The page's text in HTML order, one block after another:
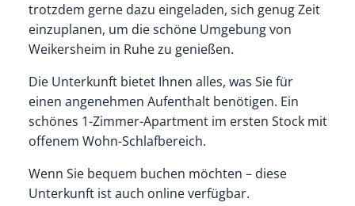
trotzdem gerne dazu eingeladen, sich genug Zeit
einzuplanen, um die schöne Umgebung von
Weikersheim in Ruhe zu genießen.
Die Unterkunft bietet Ihnen alles, was Sie für
einen angenehmen Aufenthalt benötigen. Ein
schönes 1-Zimmer-Apartment im ersten Stock mit
offenem Wohn-Schlafbereich.
Wenn Sie bequem buchen möchten – diese
Unterkunft ist auch online verfügbar.